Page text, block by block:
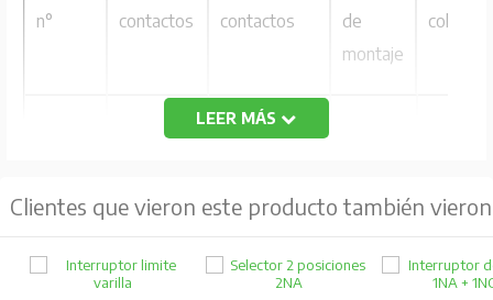
n°
contactos
contactos
de
montaje
color
2L
250 VCA,6ª
resistiva)
LEER MÁS
Clientes que vieron este producto también vieron